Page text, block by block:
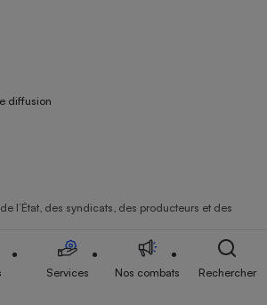
diffusion
l’État, des syndicats, des producteurs et des
Services Nos combats Rechercher